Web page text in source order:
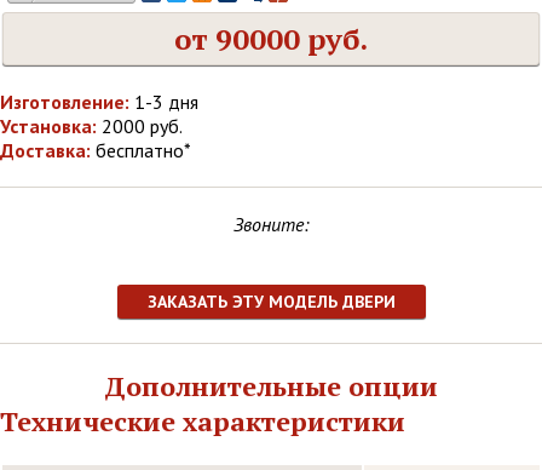
от 90000 руб.
Изготовление: 1-3 дня
Установка: 2000 руб.
Доставка: бесплатно*
Звоните:
ЗАКАЗАТЬ ЭТУ МОДЕЛЬ ДВЕРИ
Дополнительные опции
Технические характеристики